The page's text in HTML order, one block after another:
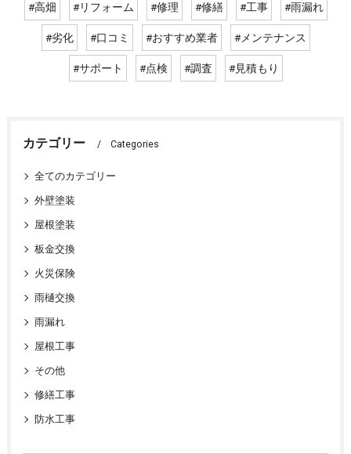
#高畑 #リフォーム #修理 #修繕 #工事 #雨漏れ
#劣化 #口コミ #おすすめ業者 #メンテナンス
#サポート #点検 #調査 #見積もり
カテゴリー Categories
全てのカテゴリー
外壁塗装
屋根塗装
板金交換
火災保険
雨樋交換
雨漏れ
屋根工事
その他
修繕工事
防水工事